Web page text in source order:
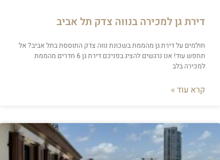
דירת גן למכירה בנווה צדק תל אביב
חולמים על דירת גן מהממת בשכונת נווה צדק התוססת בתל אביב? אל
תחפש עוד! אנו נרגשים להציג בפניכם דירת גן 6 חדרים מהממת
למכירה בלב
קרא עוד »